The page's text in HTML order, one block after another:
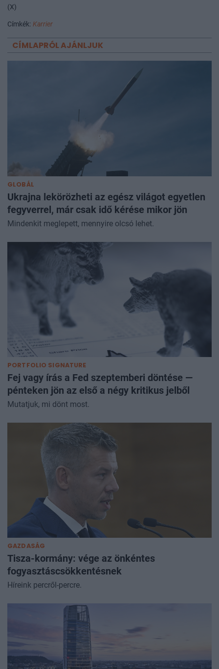
(X)
Címkék: Karrier
CÍMLAPRÓL AJÁNLJUK
GLOBÁL
Ukrajna lekörözheti az egész világot egyetlen
fegyverrel, már csak idő kérése mikor jön
Mindenkit meglepett, mennyire olcsó lehet.
PORTFOLIO SIGNATURE
Fej vagy írás a Fed szeptemberi döntése —
pénteken jön az első a négy kritikus jelből
Mutatjuk, mi dönt most.
GAZDASÁG
Tisza-kormány: vége az önkéntes
fogyasztáscsökkentésnek
Híreink percről-percre.